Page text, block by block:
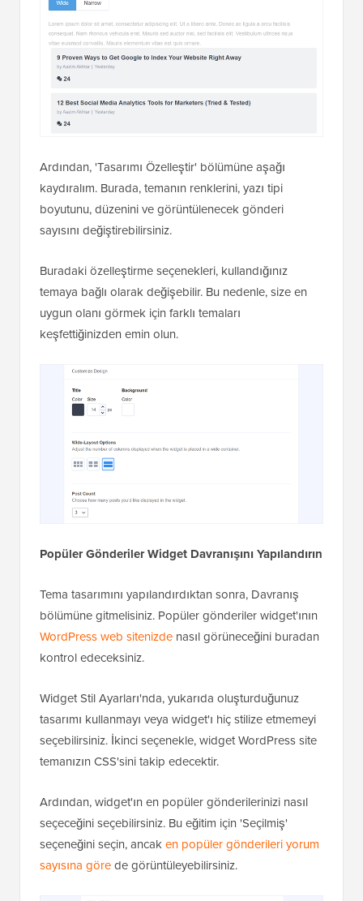
Ardından, 'Tasarımı Özelleştir' bölümüne aşağı
kaydıralım. Burada, temanın renklerini, yazı tipi
boyutunu, düzenini ve görüntülenecek gönderi
sayısını değiştirebilirsiniz.
Buradaki özelleştirme seçenekleri, kullandığınız
temaya bağlı olarak değişebilir. Bu nedenle, size en
uygun olanı görmek için farklı temaları
keşfettiğinizden emin olun.
Popüler Gönderiler Widget Davranışını Yapılandırın
Tema tasarımını yapılandırdıktan sonra, Davranış
bölümüne gitmelisiniz. Popüler gönderiler widget'ının
WordPress web sitenizde nasıl görüneceğini buradan
kontrol edeceksiniz.
Widget Stil Ayarları'nda, yukarıda oluşturduğunuz
tasarımı kullanmayı veya widget'ı hiç stilize etmemeyi
seçebilirsiniz. İkinci seçenekle, widget WordPress site
temanızın CSS'sini takip edecektir.
Ardından, widget'ın en popüler gönderilerinizi nasıl
seçeceğini seçebilirsiniz. Bu eğitim için 'Seçilmiş'
seçeneğini seçin, ancaken popüler gönderileri yorum
sayısına görede görüntüleyebilirsiniz.